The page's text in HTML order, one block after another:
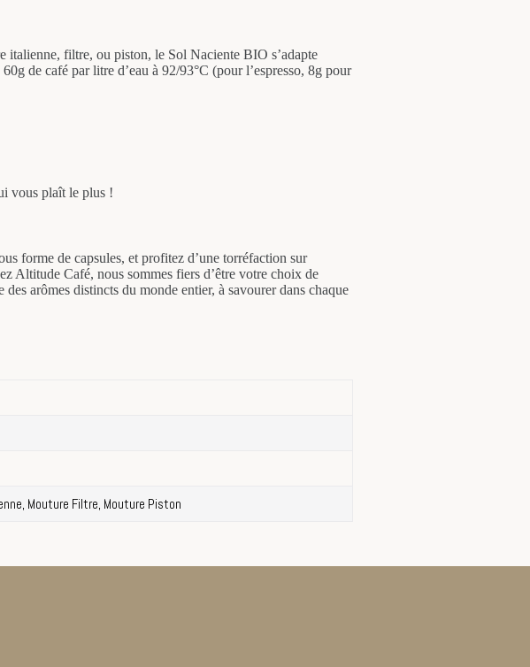
italienne, filtre, ou piston, le Sol Naciente BIO s’adapte
de café par litre d’eau à 92/93°C (pour l’espresso, 8g pour
vous plaît le plus !
forme de capsules, et profitez d’une torréfaction sur
Altitude Café, nous sommes fiers d’être votre choix de
arômes distincts du monde entier, à savourer dans chaque
Mouture Filtre, Mouture Piston